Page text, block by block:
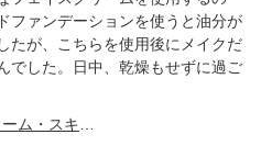
ファンデーションを使うと油分が
たが、こちらを使用後にメイクだ
でした。日中、乾燥もせずに過ご